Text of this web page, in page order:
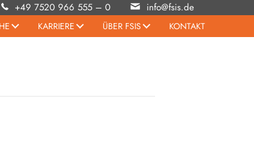
+49 7520 966 555 – 0 info@fsis.de
KARRIERE ÜBER FSIS KONTAKT